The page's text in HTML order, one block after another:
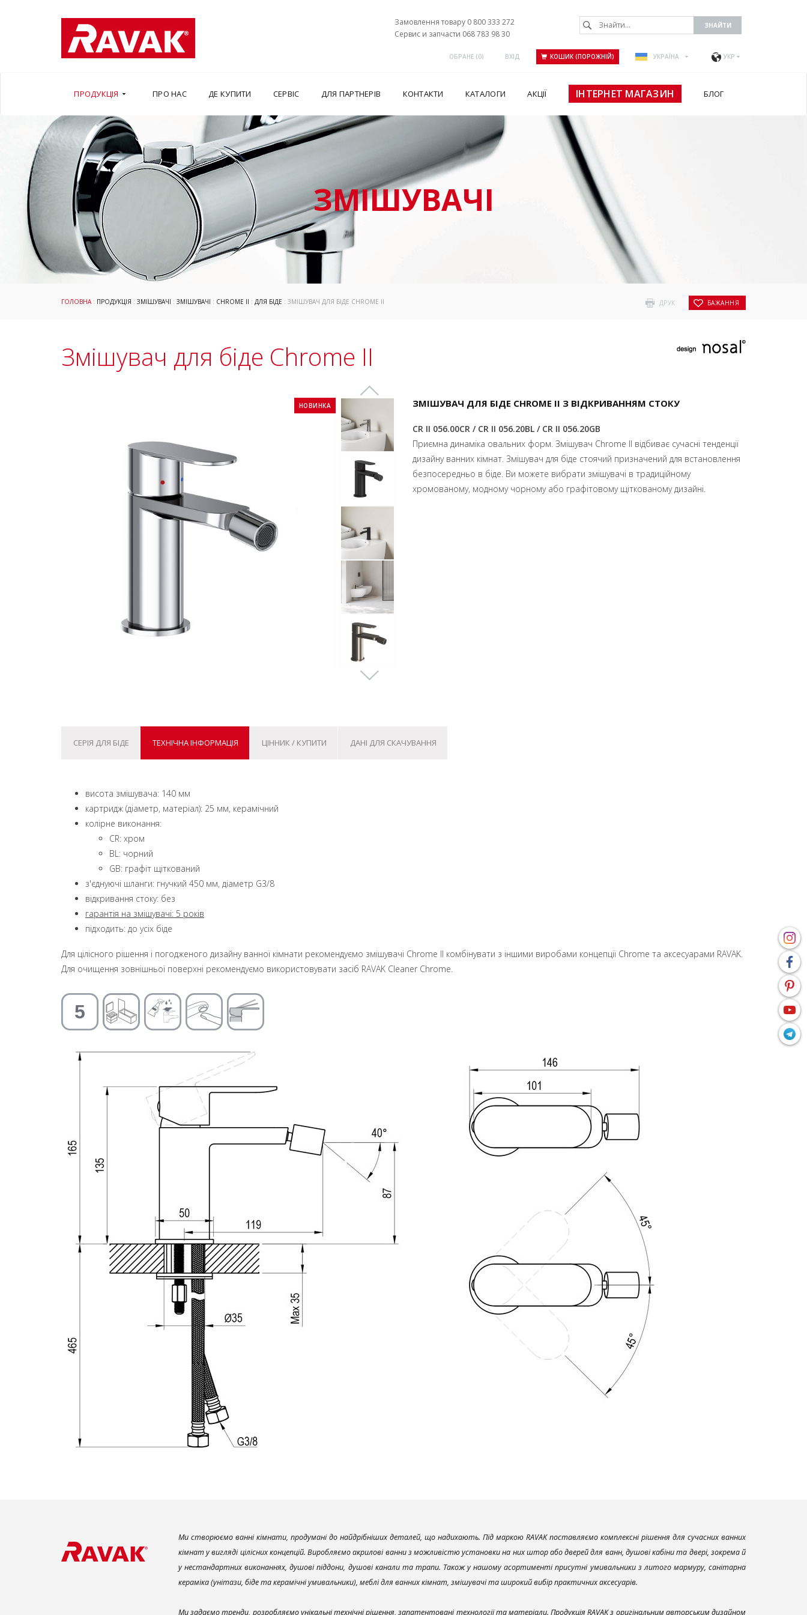
Замовлення товару 0 800 333 272
Сервис и запчасти 068 783 98 30
ОБРАНЕ (0) ВХІД КОШИК (ПОРОЖНІЙ) УКРАЇНА УКР
ПРОДУКЦІЯ ПРО НАС ДЕ КУПИТИ СЕРВІС ДЛЯ ПАРТНЕРІВ КОНТАКТИ КАТАЛОГИ АКЦІЇ ІНТЕРНЕТ МАГАЗИН БЛОГ
ЗМІШУВАЧІ
ДРУК БАЖАННЯ
ГОЛОВНА: ПРОДУКЦІЯ : ЗМІШУВАЧІ : ЗМІШУВАЧІ : CHROME II : ДЛЯ БІДЕ : ЗМІШУВАЧ ДЛЯ БІДЕ CHROME II
Змішувач для біде Chrome II
НОВИНКА ЗМІШУВАЧ ДЛЯ БІДЕ CHROME II З ВІДКРИВАННЯМ СТОКУ
CR II 056.00CR / CR II 056.20BL / CR II 056.20GB
Приємна динаміка овальних форм. Змішувач Chrome II відбиває сучасні тенденції
дизайну ванних кімнат. Змішувач для біде стоячий призначений для встановлення
безпосередньо в біде. Ви можете вибрати змішувачі в традиційному
хромованому, модному чорному або графітовому щіткованому дизайні.
СЕРІЯ ДЛЯ БІДЕ ТЕХНІЧНА ІНФОРМАЦІЯ ЦІННИК / КУПИТИ ДАНІ ДЛЯ СКАЧУВАННЯ
висота змішувача: 140 мм
картридж (діаметр, матеріал): 25 мм, керамічний
колірне виконання:
CR: хром
BL: чорний
GB: графіт щіткований
з'єднуючі шланги: гнучкий 450 мм, діаметр G3/8
відкривання стоку: без
гарантія на змішувачі: 5 років
підходить: до усіх біде
Для цілісного рішення і погодженого дизайну ванної кімнати рекомендуємо змішувачі Chrome II комбінувати з іншими виробами концепції Chrome та аксесуарами RAVAK.
Для очищення зовнішньої поверхні рекомендуємо використовувати засіб RAVAK Cleaner Chrome.
Ми створюємо ванні кімнати, продумані до найдрібніших деталей, що надихають. Під маркою RAVAK поставляємо комплексні рішення для сучасних ванних
кімнат у вигляді цілісних концепцій. Виробляємо акрилові ванни з можливістю установки на них штор або дверей для ванн, душові кабіни та двері, зокрема й
у нестандартних виконаннях, душові піддони, душові канали та трапи. Також у нашому асортименті присутні умивальники з литого мармуру, санітарна
кераміка (унітази, біде та керамічні умивальники), меблі для ванних кімнат, змішувачі та широкий вибір практичних аксесуарів.
Ми задаємо тренди, розробляємо унікальні технічні рішення, запатентовані технології та матеріали. Продукція RAVAK з оригінальним авторським дизайном